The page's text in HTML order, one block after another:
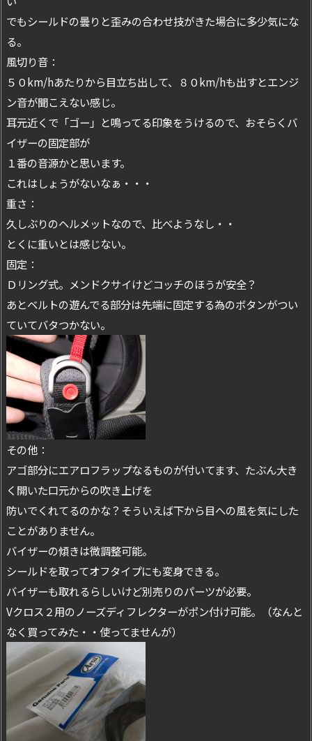
でもシールドの曇りと歪みの合わせ技がきた場合に多少気にな
る。
風切り音：
５０km/hあたりから目立ち出して、８０km/hも出すとエンジ
ン音が聞こえない感じ。
耳元近くで「ゴー」と鳴ってる印象をうけるので、おそらくバ
イザーの固定部が
１番の音源かと思います。
これはしょうがないなぁ・・・
重さ：
久しぶりのヘルメットなので、比べようなし・・
とくに重いとは感じない。
固定：
Ｄリング式。メンドクサイけどコッチのほうが安全？
あとベルトの遊んでる部分は先端に固定する為のボタンがつい
ていてバタつかない。
その他：
アゴ部分にエアロフラップなるものが付いてます、たぶん大き
く開いた口元からの吹き上げを
防いでくれてるのかな？そういえば下から目への風を気にした
ことがありません。
バイザーの傾きは微調整可能。
シールドを取ってオフタイプにも変身できる。
バイザーも取れるらしいけど別売りのパーツが必要。
Vクロス２用のノーズディフレクターがポン付け可能。（なんと
なく買ってみた・・使ってませんが）